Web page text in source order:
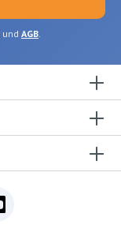
und AGB.